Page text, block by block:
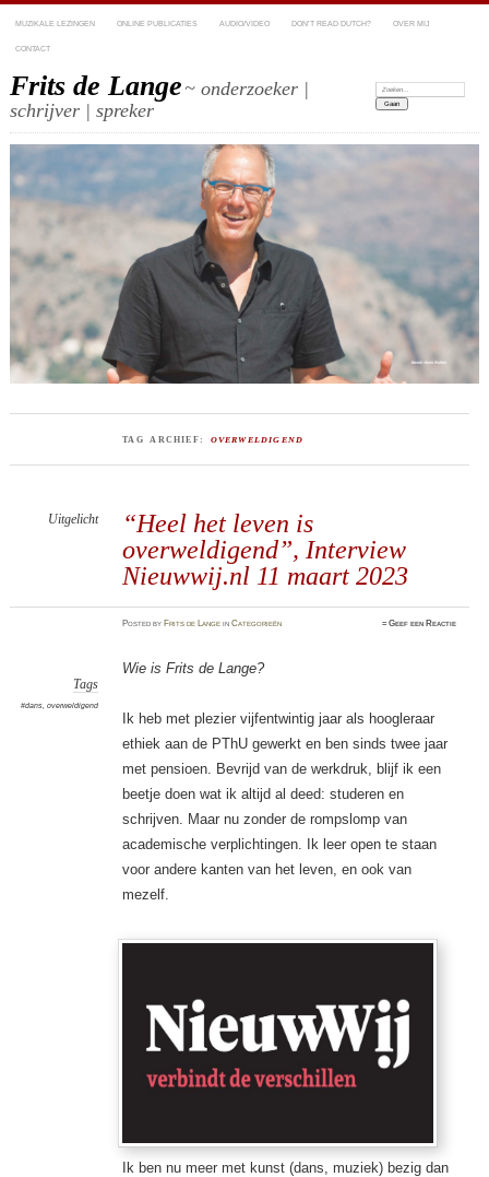
MUZIKALE LEZINGEN ONLINE PUBLICATIES AUDIO/VIDEO DON’T READ DUTCH? OVER MIJ
CONTACT
Frits de Lange~ onderzoeker |
schrijver | spreker
Zoeken:
TAG ARCHIEF: OVERWELDIGEND
“Heel het leven is
overweldigend”, Interview
Nieuwwij.nl 11 maart 2023
Uitgelicht
PostedbyFrits de Lange inCategorieën ≈Geef een Reactie
Tags
#dans, overweldigend
Wie is Frits de Lange?
Ik heb met plezier vijfentwintig jaar als hoogleraar
ethiek aan de PThU gewerkt en ben sinds twee jaar
met pensioen. Bevrijd van de werkdruk, blijf ik een
beetje doen wat ik altijd al deed: studeren en
schrijven. Maar nu zonder de rompslomp van
academische verplichtingen. Ik leer open te staan
voor andere kanten van het leven, en ook van
mezelf.
Ik ben nu meer met kunst (dans, muziek) bezig dan